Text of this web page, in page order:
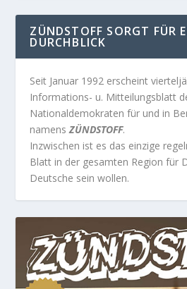
ZÜNDSTOFF SORGT FÜR
DURCHBLICK
Seit Januar 1992 erscheint
Informations- u. Mitteilungsblatt
Nationaldemokraten für und in
namensZÜNDSTOFF.
Inzwischen ist es das einzige
Blatt in der gesamten Region für
Deutsche sein wollen.